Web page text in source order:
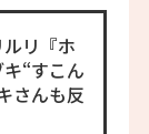
リ『ホ
“すこん
さんも反